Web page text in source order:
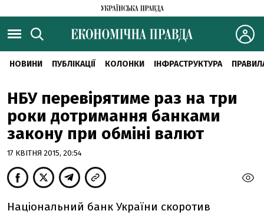
НОВИНИ ПУБЛІКАЦІЇ КОЛОНКИ ІНФРАСТРУКТУРА
НБУ перевірятиме раз на три
роки дотримання банками
закону при обміні валют
17 КВІТНЯ 2015, 20:54
Національний банк України скоротив